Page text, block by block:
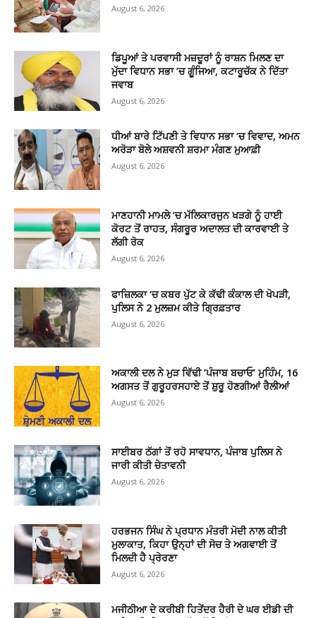
August 6, 2026
ਡਿਪੂਆਂ ਤੇ ਪਰਵਾਸੀ ਮਜ਼ਦੂਰਾਂ ਨੂੰ ਰਾਸ਼ਨ ਮਿਲਣ ਦਾ
ਮੁੱਦਾ ਵਿਧਾਨ ਸਭਾ ’ਚ ਗੂੰਜਿਆ, ਕਟਾਰੂਚੱਕ ਨੇ ਦਿੱਤਾ
ਜਵਾਬ
August 6, 2026
ਧੀਆਂ ਬਾਰੇ ਟਿੱਪਣੀ ਤੇ ਵਿਧਾਨ ਸਭਾ ‘ਚ ਵਿਵਾਦ, ਅਮਨ
ਅਰੋੜਾ ਬੋਲੇ ਅਸ਼ਵਨੀ ਸ਼ਰਮਾ ਮੰਗਣ ਮੁਆਫ਼ੀ
August 6, 2026
ਮਾਣਹਾਨੀ ਮਾਮਲੇ ‘ਚ ਮੱਲਿਕਾਰਜੁਨ ਖੜਗੇ ਨੂੰ ਹਾਈ
ਕੋਰਟ ਤੋਂ ਰਾਹਤ, ਸੰਗਰੂਰ ਅਦਾਲਤ ਦੀ ਕਾਰਵਾਈ ਤੇ
ਲੱਗੀ ਰੋਕ
August 6, 2026
ਫਾਜ਼ਿਲਕਾ ‘ਚ ਕਬਰ ਪੁੱਟ ਕੇ ਕੱਢੀ ਕੰਕਾਲ ਦੀ ਖੋਪੜੀ,
ਪੁਲਿਸ ਨੇ 2 ਮੁਲਜ਼ਮ ਕੀਤੇ ਗ੍ਰਿਫ਼ਤਾਰ
August 6, 2026
ਅਕਾਲੀ ਦਲ ਨੇ ਮੁੜ ਵਿੱਢੀ ‘ਪੰਜਾਬ ਬਚਾਓ’ ਮੁਹਿੰਮ, 16
ਅਗਸਤ ਤੋਂ ਗੁਰੂਹਰਸਹਾਏ ਤੋਂ ਸ਼ੁਰੂ ਹੋਣਗੀਆਂ ਰੈਲੀਆਂ
August 6, 2026
ਸਾਈਬਰ ਠੱਗਾਂ ਤੋਂ ਰਹੋ ਸਾਵਧਾਨ, ਪੰਜਾਬ ਪੁਲਿਸ ਨੇ
ਜਾਰੀ ਕੀਤੀ ਚੇਤਾਵਨੀ
August 6, 2026
ਹਰਭਜਨ ਸਿੰਘ ਨੇ ਪ੍ਰਧਾਨ ਮੰਤਰੀ ਮੋਦੀ ਨਾਲ ਕੀਤੀ
ਮੁਲਾਕਾਤ, ਕਿਹਾ ਉਨ੍ਹਾਂ ਦੀ ਸੋਚ ਤੇ ਅਗਵਾਈ ਤੋਂ
ਮਿਲਦੀ ਹੈ ਪ੍ਰੇਰਣਾ
August 6, 2026
ਮਜੀਠੀਆ ਦੇ ਕਰੀਬੀ ਹਿਤੇਂਦਰ ਹੈਰੀ ਦੇ ਘਰ ਈਡੀ ਦੀ